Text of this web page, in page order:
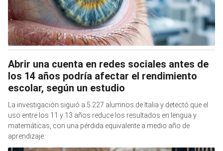
Abrir una cuenta en redes sociales antes de
los 14 años podría afectar el rendimiento
escolar, según un estudio
La investigación siguió a 5.227 alumnos de Italia y detectó que el
uso entre los 11 y 13 años reduce los resultados en lengua y
matemáticas, con una pérdida equivalente a medio año de
aprendizaje